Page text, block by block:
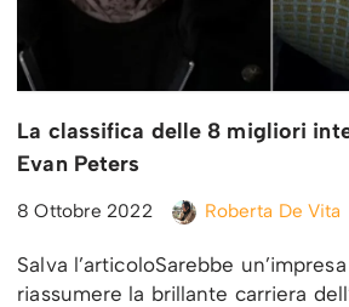
La classifica delle 8 migliori
Evan Peters
8 Ottobre 2022 Roberta De Vita
Salva l’articoloSarebbe
riassumere la brillante carriera